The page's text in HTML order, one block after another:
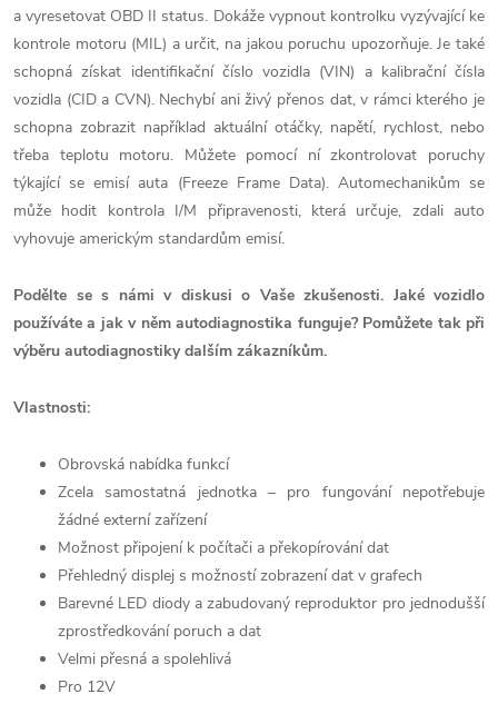
a vyresetovat OBD II status. Dokáže vypnout kontrolku vyzývající ke
kontrole motoru (MIL) a určit, na jakou poruchu upozorňuje. Je také
schopná získat identifikační číslo vozidla (VIN) a kalibrační čísla
vozidla (CID a CVN). Nechybí ani živý přenos dat, v rámci kterého je
schopna zobrazit například aktuální otáčky, napětí, rychlost, nebo
třeba teplotu motoru. Můžete pomocí ní zkontrolovat poruchy
týkající se emisí auta (Freeze Frame Data). Automechanikům se
může hodit kontrola I/M připravenosti, která určuje, zdali auto
vyhovuje americkým standardům emisí.
Podělte se s námi v diskusi o Vaše zkušenosti. Jaké vozidlo
používáte a jak v něm autodiagnostika funguje? Pomůžete tak při
výběru autodiagnostiky dalším zákazníkům.
Vlastnosti:
Obrovská nabídka funkcí
Zcela samostatná jednotka – pro fungování nepotřebuje
žádné externí zařízení
Možnost připojení k počítači a překopírování dat
Přehledný displej s možností zobrazení dat v grafech
Barevné LED diody a zabudovaný reproduktor pro jednodušší
zprostředkování poruch a dat
Velmi přesná a spolehlivá
Pro 12V